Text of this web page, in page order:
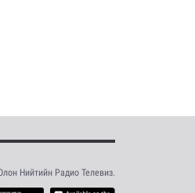
Нийтийн Радио Телевиз.